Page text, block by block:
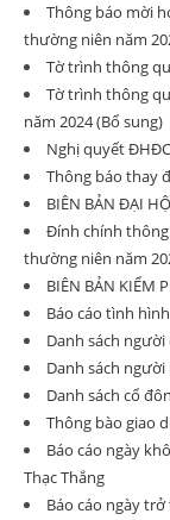
Thông báo mời
thường niên năm
Tờ trình thông
Tờ trình thông
năm 2024 (Bổ sung)
Nghị quyết
Thông báo thay
BIÊN BẢN ĐẠI
Đính chính
thường niên năm
BIÊN BẢN KIỂM
Báo cáo tình
Danh sách
Danh sách
Danh sách cổ
Thông bào giao
Báo cáo ngày
Thạc Thắng
Báo cáo ngày